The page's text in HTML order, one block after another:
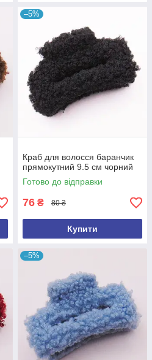
–5%
Краб для волосся баранчик
прямокутний 9.5 см чорний
Готово до відправки
76 ₴ 80 ₴
Купити
–5%